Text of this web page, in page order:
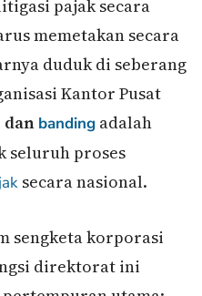
pajak secara
memetakan secara
duduk di seberang
Kantor Pusat
dan banding adalah
seluruh proses
secara nasional.
sengketa korporasi
direktorat ini